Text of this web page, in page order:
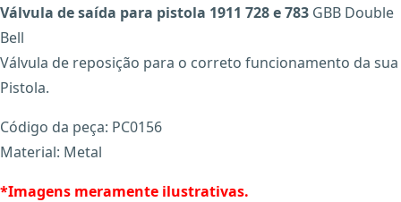
Válvula de saída para pistola 1911 728 e 783 GBB Double
Bell
Válvula de reposição para o correto funcionamento da sua
Pistola.
Código da peça: PC0156
Material: Metal
*Imagens meramente ilustrativas.